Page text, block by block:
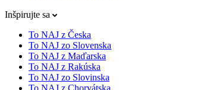
Inšpirujte sa
To NAJ z Česka
To NAJ zo Slovenska
To NAJ z Maďarska
To NAJ z Rakúska
To NAJ zo Slovinska
To NAJ z Chorvátska